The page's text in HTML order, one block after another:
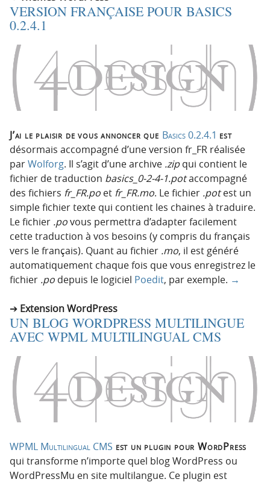
VERSION FRANÇAISE POUR BASICS
0.2.4.1
J’ai le plaisir de vous annoncer que Basics 0.2.4.1 est
désormais accompagné d’une version fr_FR réalisée
parWolforg. Il s’agit d’une archive .zipqui contient le
fichier de traduction basics_0-2-4-1.potaccompagné
des fichiers fr_FR.po et fr_FR.mo. Le fichier .potest un
simple fichier texte qui contient les chaines à traduire.
Le fichier .povous permettra d’adapter facilement
cette traduction à vos besoins (y compris du français
vers le français). Quant au fichier .mo, il est généré
automatiquement chaque fois que vous enregistrez le
fichier .po depuis le logiciel Poedit, par exemple. →
Extension WordPress
UN BLOG WORDPRESS MULTILINGUE
AVEC WPML MULTILINGUAL CMS
WPML Multilingual CMS est un plugin pour WordPress
qui transforme n’importe quel blog WordPress ou
WordPressMu en site multilangue. Ce plugin est